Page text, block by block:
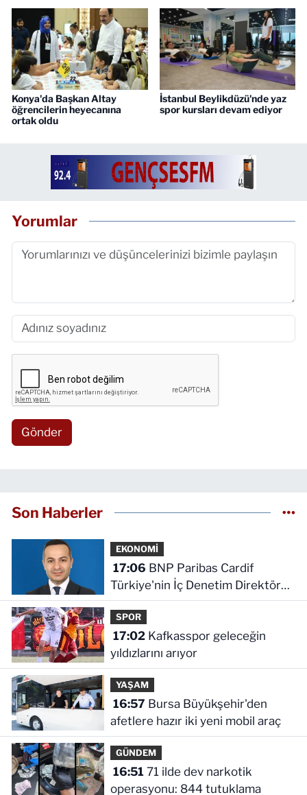
Konya'da Başkan Altay
öğrencilerin heyecanına
ortak oldu
İstanbul Beylikdüzü'nde yaz
spor kursları devam ediyor
Yorumlar
Gönder
Son Haberler
EKONOMİ
17:06
Türkiye'nin İç Denetim Direktörü
Mustafa Güneş oldu
SPOR
17:02Kafkasspor geleceğin
yıldızlarını arıyor
YAŞAM
16:57
afetlere hazır iki yeni mobil araç
GÜNDEM
16:51
operasyonu: 844 tutuklama